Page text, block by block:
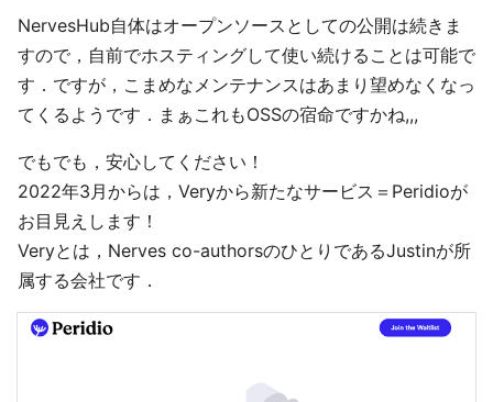
NervesHub自体はオープンソースとしての公開は続きま
すので，自前でホスティングして使い続けることは可能で
す．ですが，こまめなメンテナンスはあまり望めなくなっ
てくるようです．まぁこれもOSSの宿命ですかね,,,
でもでも，安心してください！
2022年3月からは，Veryから新たなサービス＝Peridioが
お目見えします！
Veryとは，Nerves co-authorsのひとりであるJustinが所
属する会社です．